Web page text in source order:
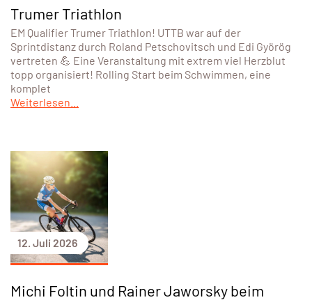
Trumer Triathlon
EM Qualifier Trumer Triathlon! UTTB war auf der
Sprintdistanz durch Roland Petschovitsch und Edi Györög
vertreten 💪 Eine Veranstaltung mit extrem viel Herzblut
topp organisiert! Rolling Start beim Schwimmen, eine
komplet
Weiterlesen...
12. Juli 2026
Michi Foltin und Rainer Jaworsky beim